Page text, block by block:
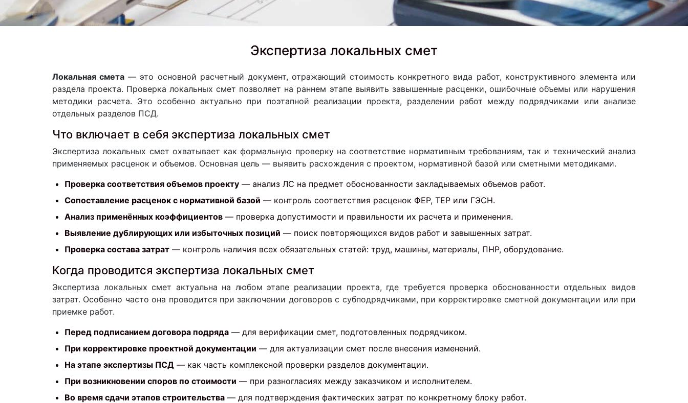
Экспертиза локальных смет
Локальная смета — это основной расчетный документ, отражающий стоимость конкретного вида работ, конструктивного элемента или
раздела проекта. Проверка локальных смет позволяет на раннем этапе выявить завышенные расценки, ошибочные объемы или нарушения
методики расчета. Это особенно актуально при поэтапной реализации проекта, разделении работ между подрядчиками или анализе
отдельных разделов ПСД.
Что включает в себя экспертиза локальных смет
Экспертиза локальных смет охватывает как формальную проверку на соответствие нормативным требованиям, так и технический анализ
применяемых расценок и объемов. Основная цель — выявить расхождения с проектом, нормативной базой или сметными методиками.
Проверка соответствия объемов проекту — анализ ЛС на предмет обоснованности закладываемых объемов работ.
Сопоставление расценок с нормативной базой — контроль соответствия расценок ФЕР, ТЕР или ГЭСН.
Анализ применённых коэффициентов — проверка допустимости и правильности их расчета и применения.
Выявление дублирующих или избыточных позиций — поиск повторяющихся видов работ и завышенных затрат.
Проверка состава затрат — контроль наличия всех обязательных статей: труд, машины, материалы, ПНР, оборудование.
Когда проводится экспертиза локальных смет
Экспертиза локальных смет актуальна на любом этапе реализации проекта, где требуется проверка обоснованности отдельных видов
затрат. Особенно часто она проводится при заключении договоров с субподрядчиками, при корректировке сметной документации или при
приемке работ.
Перед подписанием договора подряда — для верификации смет, подготовленных подрядчиком.
При корректировке проектной документации — для актуализации смет после внесения изменений.
На этапе экспертизы ПСД — как часть комплексной проверки разделов документации.
При возникновении споров по стоимости — при разногласиях между заказчиком и исполнителем.
Во время сдачи этапов строительства — для подтверждения фактических затрат по конкретному блоку работ.